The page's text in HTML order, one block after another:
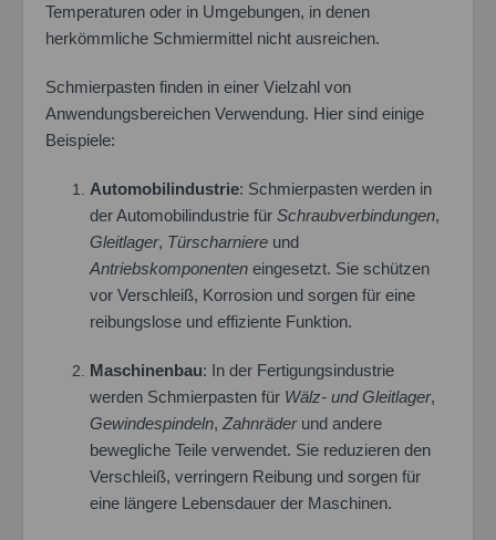
Temperaturen oder in Umgebungen, in denen
herkömmliche Schmiermittel nicht ausreichen.
Schmierpasten finden in einer Vielzahl von
Anwendungsbereichen Verwendung. Hier sind einige
Beispiele:
Automobilindustrie: Schmierpasten werden in
der Automobilindustrie für Schraubverbindungen,
Gleitlager, Türscharniere und
Antriebskomponenten eingesetzt. Sie schützen
vor Verschleiß, Korrosion und sorgen für eine
reibungslose und effiziente Funktion.
Maschinenbau: In der Fertigungsindustrie
werden Schmierpasten für Wälz- und Gleitlager,
Gewindespindeln, Zahnräderund andere
bewegliche Teile verwendet. Sie reduzieren den
Verschleiß, verringern Reibung und sorgen für
eine längere Lebensdauer der Maschinen.